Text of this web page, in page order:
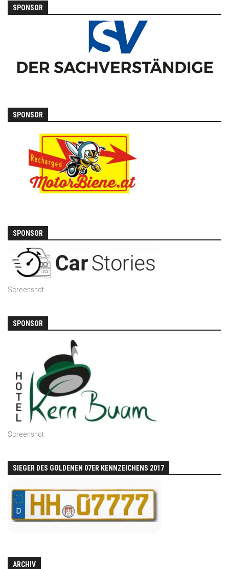
SPONSOR
SPONSOR
SPONSOR
Screenshot
SPONSOR
Screenshot
SIEGER DES GOLDENEN 07ER KENNZEICHENS 2017
ARCHIV